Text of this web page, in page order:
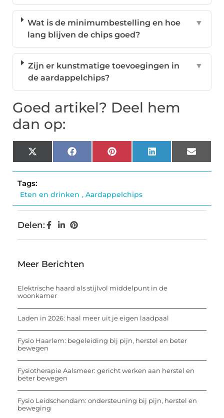
Wat is de minimumbestelling en hoe
lang blijven de chips goed?
▼
Zijn er kunstmatige toevoegingen in
de aardappelchips?
▼
Goed artikel? Deel hem
dan op:
X
(Twitter)
FacebookPinterestLinkedIn Email
Tags:
Eten en drinken , Aardappelchips
Delen:
Meer Berichten
Elektrische haard als stijlvol middelpunt in de
woonkamer
Laden in 2026: haal meer uit je eigen laadpaal
Fysio Haarlem: begeleiding bij pijn, herstel en beter
bewegen
Fysiotherapie Aalsmeer: gericht werken aan herstel en
beter bewegen
Fysio Leidschendam: ondersteuning bij pijn, herstel en
beweging